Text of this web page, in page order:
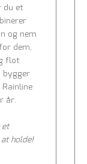
du et
og nem
dem,
flot
bygger
år.
holde!